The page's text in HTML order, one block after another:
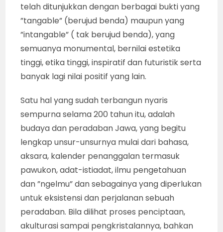
telah ditunjukkan dengan berbagai bukti yang
”tangable” (berujud benda) maupun yang
”intangable” ( tak berujud benda), yang
semuanya monumental, bernilai estetika
tinggi, etika tinggi, inspiratif dan futuristik serta
banyak lagi nilai positif yang lain.
Satu hal yang sudah terbangun nyaris
sempurna selama 200 tahun itu, adalah
budaya dan peradaban Jawa, yang begitu
lengkap unsur-unsurnya mulai dari bahasa,
aksara, kalender penanggalan termasuk
pawukon, adat-istiadat, ilmu pengetahuan
dan ”ngelmu” dan sebagainya yang diperlukan
untuk eksistensi dan perjalanan sebuah
peradaban. Bila dilihat proses penciptaan,
akulturasi sampai pengkristalannya, bahkan